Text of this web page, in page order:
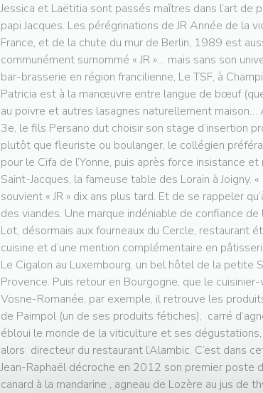
Jessica et Laëtitia sont passés maîtres dans l’art de
papi Jacques. Les pérégrinations de JR Année de la
France, et de la chute du mur de Berlin, 1989 est
communément surnommé « JR »… mais sans son
bar-brasserie en région francilienne, Le TSF, à
Patricia est à la manœuvre entre langue de bœuf
au poivre et autres lasagnes naturellement maison…
3e, le fils Persano dut choisir son stage d’insertion
plutôt que fleuriste ou boulanger, le collégien
pour le Cifa de l’Yonne, puis après force insistance
Saint-Jacques, la fameuse table des Lorain à Joigny.
souvient « JR » dix ans plus tard. Et de se rappeler
des viandes. Une marque indéniable de confiance
Lot, désormais aux fourneaux du Cercle, restaurant
cuisine et d’une mention complémentaire en
Le Cigalon au Luxembourg, un bel hôtel de la petite
Provence. Puis retour en Bourgogne, que le
Vosne-Romanée, par exemple, il retrouve les
de Paimpol (un de ses produits fétiches), carré
ébloui le monde de la viticulture et ses
alors directeur du restaurant l’Alambic. C’est dans
Jean-Raphaël décroche en 2012 son premier poste
canard à la mandarine , agneau de Lozère au jus de